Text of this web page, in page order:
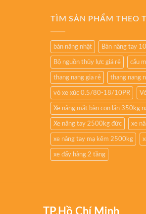
TÌM SẢN PHẨM THEO
bàn nâng nhật Bàn nâng tay
Bộ nguồn thủy lực giá rẻ cẩu
thang nang gia rẻ thang nang
vỏ xe xúc 0.5/80-18/10PR
Xe nâng mặt bàn con lăn 350kg
Xe nâng tay 2500kg đức xe
xe nâng tay mạ kẽm 2500kg
xe đẩy hàng 2 tầng
TP.Hồ Chí Minh